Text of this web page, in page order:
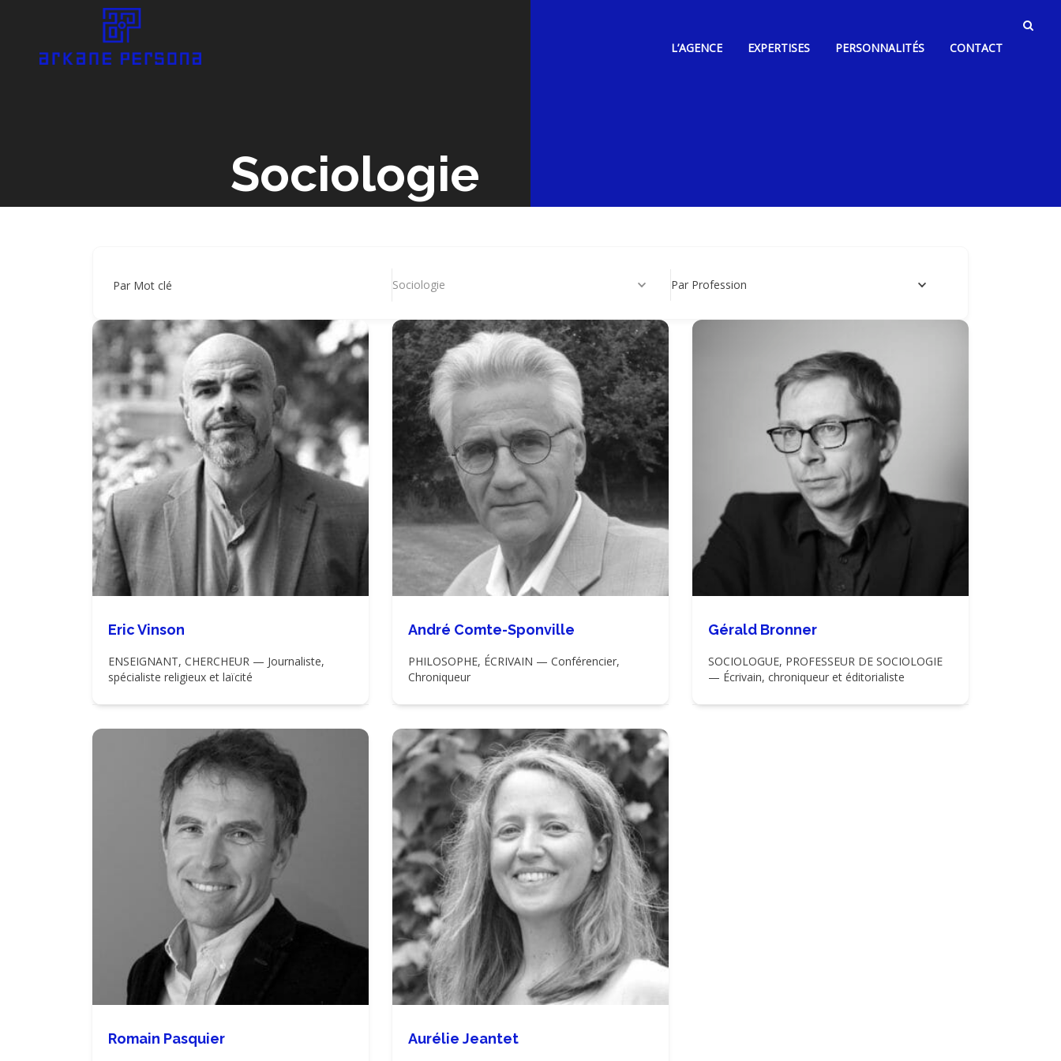
L’AGENCE EXPERTISES PERSONNALITÉS CONTACT
Sociologie
Par Mot clé Sociologie Par Profession
Eric Vinson
ENSEIGNANT, CHERCHEUR — Journaliste,
spécialiste religieux et laïcité
André Comte-Sponville
PHILOSOPHE, ÉCRIVAIN — Conférencier,
Chroniqueur
Gérald Bronner
SOCIOLOGUE, PROFESSEUR DE SOCIOLOGIE
— Écrivain, chroniqueur et éditorialiste
Romain Pasquier Aurélie Jeantet